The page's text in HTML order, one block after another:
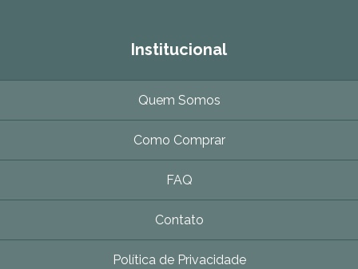
Institucional
Quem Somos
Como Comprar
FAQ
Contato
Política de Privacidade